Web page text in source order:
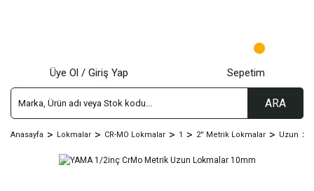
ARA
Üye Ol / Giriş Yap Sepetim
Anasayfa Lokmalar CR-MO Lokmalar 1 2'' Metrik Lokmalar Uzun